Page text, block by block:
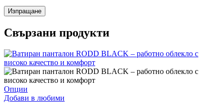
Свързани продукти
Опции
product
Добави в любими